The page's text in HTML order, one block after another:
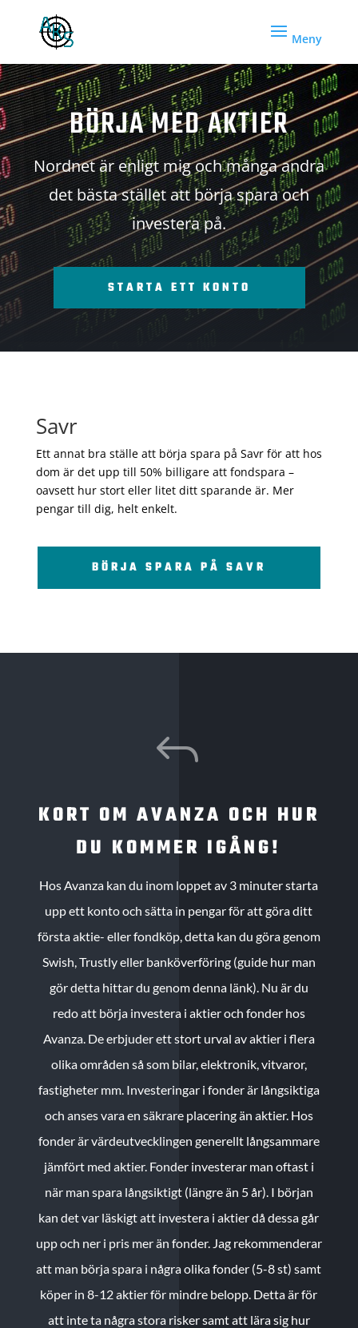
BÖRJA MED AKTIER
Nordnet är enligt mig och många andra
det bästa stället att börja spara och
investera på.
STARTA ETT KONTO
Savr
Ett annat bra ställe att börja spara på Savr för att hos
dom är det upp till 50% billigare att fondspara –
oavsett hur stort eller litet ditt sparande är. Mer
pengar till dig, helt enkelt.
BÖRJA SPARA PÅ SAVR
J
KORT OM AVANZA OCH HUR
DU KOMMER IGÅNG!
Hos Avanza kan du inom loppet av 3 minuter starta
upp ett konto och sätta in pengar för att göra ditt
första aktie- eller fondköp, detta kan du göra genom
Swish, Trustly eller banköverföring (guide hur man
gör detta hittar du genom denna länk). Nu är du
redo att börja investera i aktier och fonder hos
Avanza. De erbjuder ett stort urval av aktier i flera
olika områden så som bilar, elektronik, vitvaror,
fastigheter mm. Investeringar i fonder är långsiktiga
och anses vara en säkrare placering än aktier. Hos
fonder är värdeutvecklingen generellt långsammare
jämfört med aktier. Fonder investerar man oftast i
när man spara långsiktigt (längre än 5 år). I början
kan det var läskigt att investera i aktier då dessa går
upp och ner i pris mer än fonder. Jag rekommenderar
att man börja spara i några olika fonder (5-8 st) samt
köper in 8-12 aktier för mindre belopp. Detta är för
att inte ta några stora risker samt att lära sig hur